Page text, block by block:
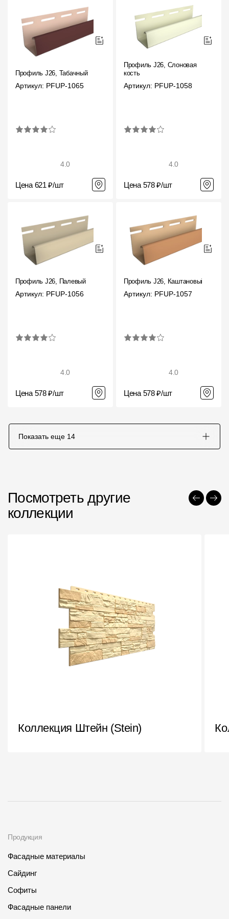
Профиль J26, Табачный
Артикул: PFUP-1065
4.0
Цена 621 ₽/шт
Профиль J26, Слоновая
кость
Артикул: PFUP-1058
4.0
Цена 578 ₽/шт
Профиль J26, Палевый
Артикул: PFUP-1056
4.0
Цена 578 ₽/шт
Профиль J26, Каштановый
Артикул: PFUP-1057
4.0
Цена 578 ₽/шт
Показать еще 14
Посмотреть другие
коллекции
Коллекция Штейн (Stein)
Продукция
Фасадные материалы
Сайдинг
Софиты
Фасадные панели